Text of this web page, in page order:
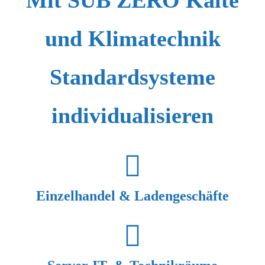
und Klimatechnik
Standardsysteme
individualisieren
Einzelhandel & Ladengeschäfte